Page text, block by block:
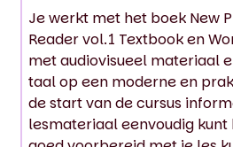
Je werkt met het boek New
Reader vol.1 Textbook en
met audiovisueel materiaal
taal op een moderne en
de start van de cursus
lesmateriaal eenvoudig